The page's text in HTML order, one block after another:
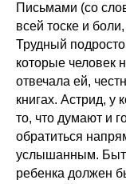
Письмами (со
всей тоске и
Трудный
которые человек
отвечала ей,
книгах. Астрид, у
то, что думают и
обратиться
услышанным.
ребенка должен